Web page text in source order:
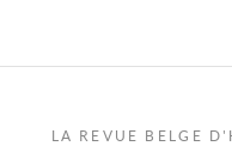
LA REVUE BELGE